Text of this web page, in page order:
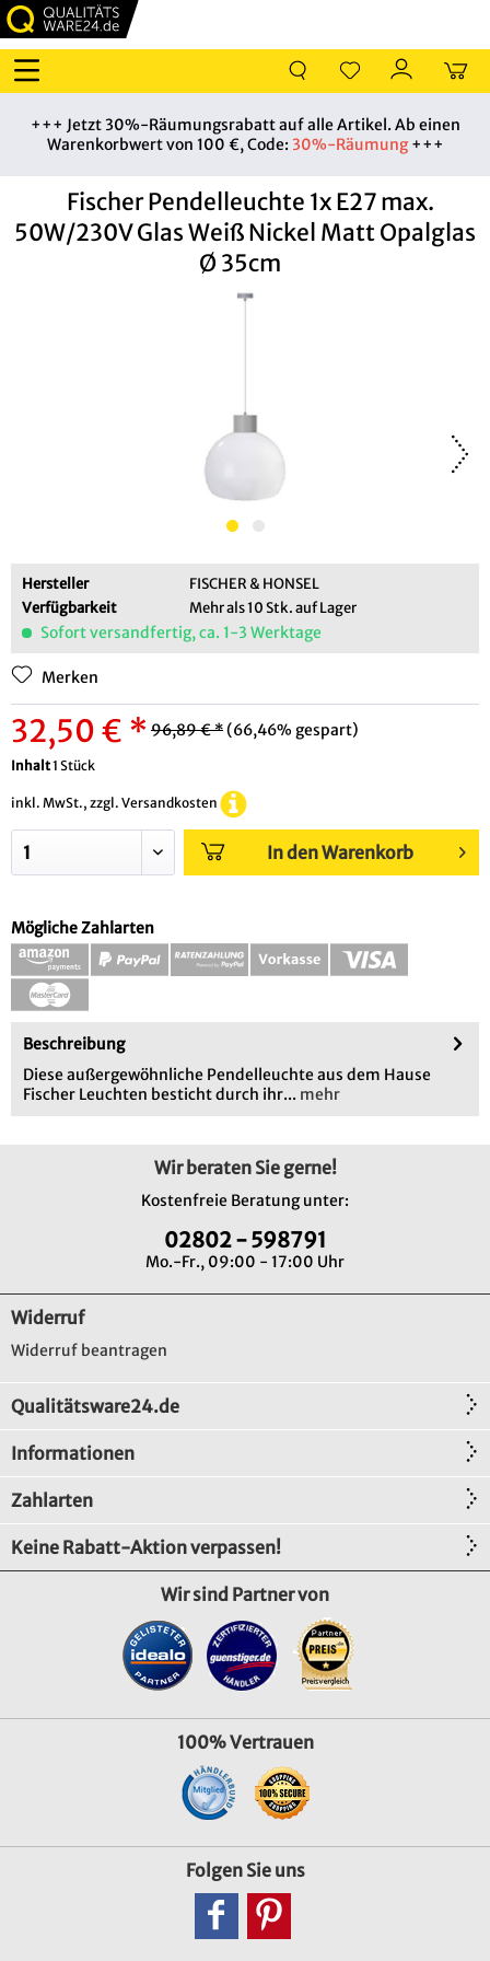
+++ Jetzt 30%-Räumungsrabatt auf alle Artikel. Ab einen
Warenkorbwert von 100 €, Code: 30%-Räumung+++
Fischer Pendelleuchte 1x E27 max.
50W/230V Glas Weiß Nickel Matt Opalglas
Ø 35cm
Hersteller
FISCHER & HONSEL
Verfügbarkeit
Mehr als 10 Stk. auf Lager
Sofort versandfertig, ca. 1-3 Werktage
Merken
32,50 € * 96,89 € *(66,46% gespart)
Inhalt1 Stück
inkl. MwSt., zzgl. Versandkosten
In den Warenkorb
Mögliche Zahlarten
Beschreibung
Diese außergewöhnliche Pendelleuchte aus dem Hause
Fischer Leuchten besticht durch ihr... mehr
Wir beraten Sie gerne!
Kostenfreie Beratung unter:
02802 - 598791
Mo.-Fr., 09:00 - 17:00 Uhr
Widerruf
Widerruf beantragen
Qualitätsware24.de
Informationen
Zahlarten
Keine Rabatt-Aktion verpassen!
Wir sind Partner von
100% Vertrauen
Folgen Sie uns